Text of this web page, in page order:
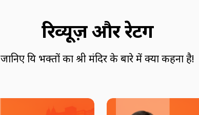
रिव्यूज़ और रेटिंग
जानिए प्रिय भक्तों का श्री मंदिर के बारे में क्या कहना है!